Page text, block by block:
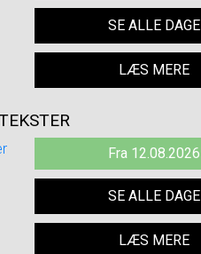
SE ALLE DAGE
LÆS MERE
Fra 12.08.2026
SE ALLE DAGE
LÆS MERE